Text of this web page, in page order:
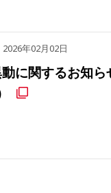
2026年02月02日
に関するお知ら